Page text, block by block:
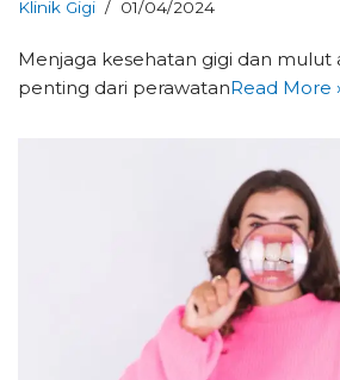
Klinik Gigi 01/04/2024
Menjaga kesehatan gigi dan mulut
penting dari perawatanRead More